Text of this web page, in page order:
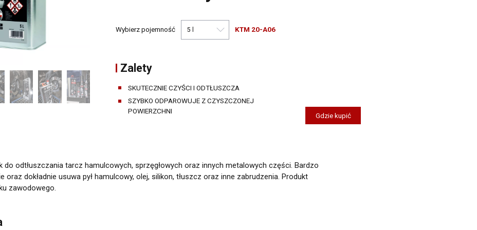
Wybierz pojemność KTM 20-A06
Zalety
SKUTECZNIE CZYŚCI I ODTŁUSZCZA
SZYBKO ODPAROWUJE Z CZYSZCZONEJ
POWIERZCHNI
Gdzie kupić
do odtłuszczania tarcz hamulcowych, sprzęgłowych oraz innych metalowych części. Bardzo
oraz dokładnie usuwa pył hamulcowy, olej, silikon, tłuszcz oraz inne zabrudzenia. Produkt
zawodowego.